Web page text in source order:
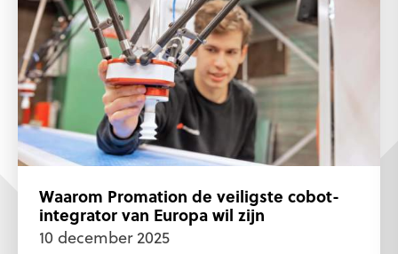
Waarom Promation de veiligste cobot-
integrator van Europa wil zijn
10 december 2025